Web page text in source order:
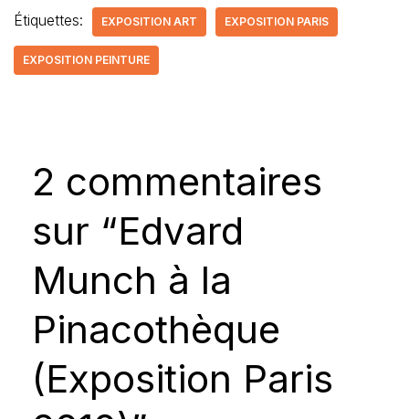
Étiquettes: EXPOSITION ART EXPOSITION PARIS
EXPOSITION PEINTURE
2 commentaires
sur “Edvard
Munch à la
Pinacothèque
(Exposition Paris